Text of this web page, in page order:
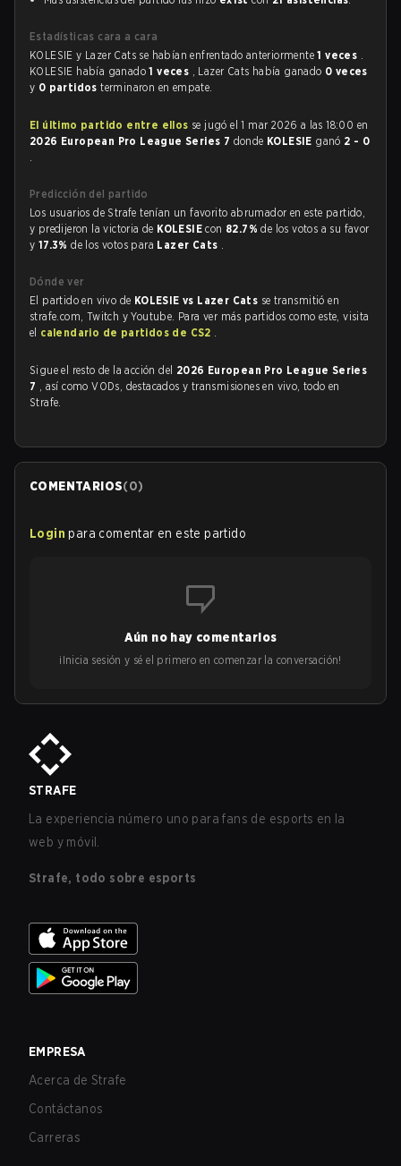
Estadísticas cara a cara
KOLESIE y Lazer Cats se habían enfrentado anteriormente1 veces .
KOLESIE había ganado1 veces , Lazer Cats había ganado 0 veces
y 0 partidosterminaron en empate.
El último partido entre ellos se jugó el 1 mar 2026 a las 18:00 en
2026 European Pro League Series 7 donde KOLESIE ganó 2 - 0
.
Predicción del partido
Los usuarios de Strafe tenían un favorito abrumador en este partido,
y predijeron la victoria de KOLESIEcon 82.7%de los votos a su favor
y 17.3%de los votos para Lazer Cats .
Dónde ver
El partido en vivo de KOLESIE vs Lazer Cats se transmitió en
strafe.com, Twitch y Youtube. Para ver más partidos como este, visita
el calendario de partidos de CS2 .
Sigue el resto de la acción del 2026 European Pro League Series
7 , así como VODs, destacados y transmisiones en vivo, todo en
Strafe.
COMENTARIOS(0)
Login para comentar en este partido
Aún no hay comentarios
¡Inicia sesión y sé el primero en comenzar la conversación!
STRAFE
La experiencia número uno para fans de esports en la
web y móvil.
Strafe, todo sobre esports
EMPRESA
Acerca de Strafe
Contáctanos
Carreras